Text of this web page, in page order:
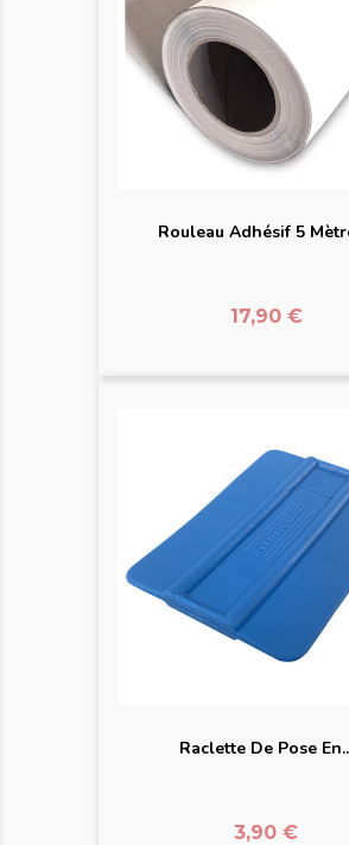
Rouleau Adhésif 5
Prix
17,90 €
Raclette De Pose
Prix
3,90 €